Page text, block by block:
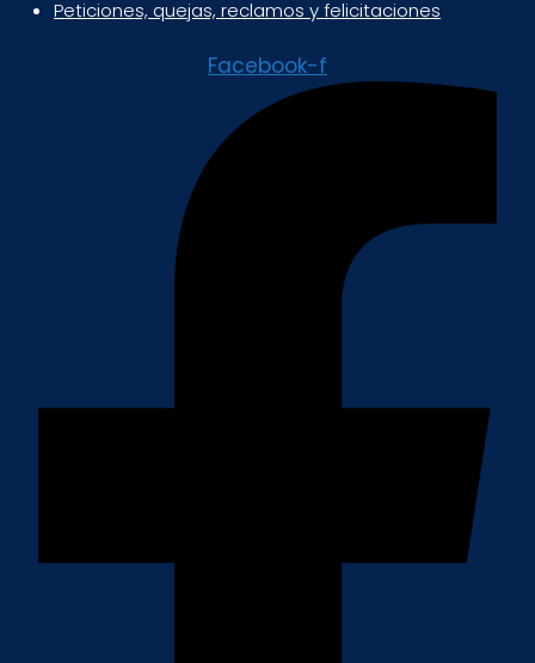
Peticiones, quejas, reclamos y felicitaciones
Facebook-f